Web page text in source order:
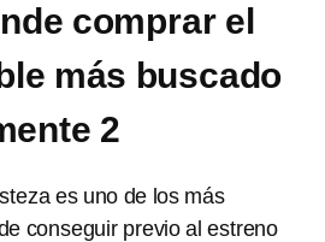
comprar el
más buscado
2
es uno de los más
conseguir previo al estreno